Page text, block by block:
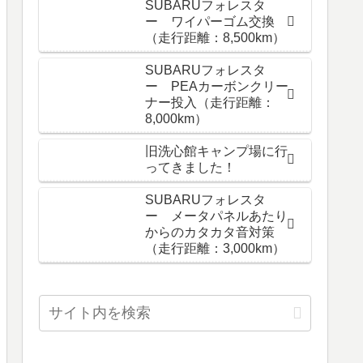
SUBARUフォレスタ
ー ワイパーゴム交換
（走行距離：8,500km）
SUBARUフォレスタ
ー PEAカーボンクリー
ナー投入（走行距離：
8,000km）
旧洗心館キャンプ場に行
ってきました！
SUBARUフォレスタ
ー メータパネルあたり
からのカタカタ音対策
（走行距離：3,000km）